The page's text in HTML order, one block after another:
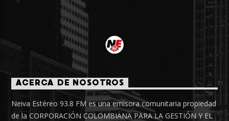
ACERCA DE NOSOTROS
Neiva Estéreo 93.8 FM es una emisora comunitaria propiedad
de la CORPORACIÓN COLOMBIANA PARA LA GESTIÓN Y EL